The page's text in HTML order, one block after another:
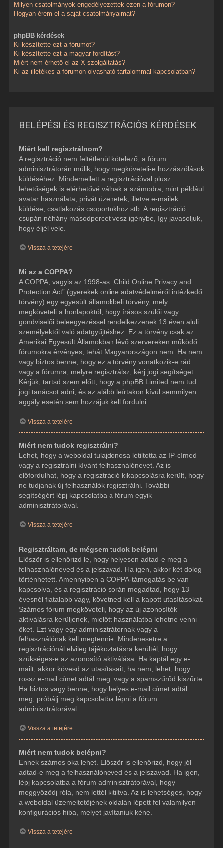
Milyen csatolmányok engedélyezettek ezen a fórumon?
Hogyan érem el a saját csatolmányaimat?
phpBB kérdések
Ki készítette ezt a fórumot?
Ki készítette ezt a magyar fordítást?
Miért nem érhető el az X szolgáltatás?
Ki az illetékes a fórumon olvasható tartalommal kapcsolatban?
BELÉPÉSI ÉS REGISZTRÁCIÓS KÉRDÉSEK
Miért kell regisztrálnom?
A regisztráció nem feltétlenül kötelező, a fórum
adminisztrátorán múlik, hogy megköveteli-e hozzászólások
küldéséhez. Mindemellett a regisztrációval plusz
lehetőségek is elérhetővé válnak a számodra, mint például
avatar használata, privát üzenetek, illetve e-mailek
küldése, csatlakozás csoportokhoz stb. A regisztráció
csupán néhány másodpercet vesz igénybe, így javasoljuk,
hogy éljél vele.
Vissza a tetejére
Mi az a COPPA?
A COPPA, vagyis az 1998-as „Child Online Privacy and
Protection Act” (gyerekek online adatvédelméről intézkedő
törvény) egy egyesült államokbeli törvény, mely
megköveteli a honlapoktól, hogy írásos szülői vagy
gondviselői beleegyezéssel rendelkezzenek 13 éven aluli
személyektől való adatgyűjtéshez. Ez a törvény csak az
Amerikai Egyesült Államokban lévő szervereken működő
fórumokra érvényes, tehát Magyarországon nem. Ha nem
vagy biztos benne, hogy ez a törvény vonatkozik-e rád
vagy a fórumra, melyre regisztrálsz, kérj jogi segítséget.
Kérjük, tartsd szem előtt, hogy a phpBB Limited nem tud
jogi tanácsot adni, és az alább leírtakon kívül semmilyen
aggály esetén sem hozzájuk kell fordulni.
Vissza a tetejére
Miért nem tudok regisztrálni?
Lehet, hogy a weboldal tulajdonosa letiltotta az IP-címed
vagy a regisztrálni kívánt felhasználónevet. Az is
előfordulhat, hogy a regisztráció kikapcsolásra került, hogy
ne tudjanak új felhasználók regisztrálni. További
segítségért lépj kapcsolatba a fórum egyik
adminisztrátorával.
Vissza a tetejére
Regisztráltam, de mégsem tudok belépni
Először is ellenőrizd le, hogy helyesen adtad-e meg a
felhasználóneved és a jelszavad. Ha igen, akkor két dolog
történhetett. Amennyiben a COPPA-támogatás be van
kapcsolva, és a regisztráció során megadtad, hogy 13
évesnél fiatalabb vagy, követned kell a kapott utasításokat.
Számos fórum megköveteli, hogy az új azonosítók
aktiválásra kerüljenek, mielőtt használatba lehetne venni
őket. Ezt vagy egy adminisztrátornak vagy a
felhasználónak kell megtennie. Mindenesetre a
regisztrációnál elvileg tájékoztatásra kerültél, hogy
szükséges-e az azonosító aktiválása. Ha kaptál egy e-
mailt, akkor kövesd az utasításait, ha nem, lehet, hogy
rossz e-mail címet adtál meg, vagy a spamszűrőd kiszűrte.
Ha biztos vagy benne, hogy helyes e-mail címet adtál
meg, próbálj meg kapcsolatba lépni a fórum
adminisztrátorával.
Vissza a tetejére
Miért nem tudok belépni?
Ennek számos oka lehet. Először is ellenőrizd, hogy jól
adtad-e meg a felhasználóneved és a jelszavad. Ha igen,
lépj kapcsolatba a fórum adminisztrátorával, hogy
meggyőződj róla, nem lettél kitiltva. Az is lehetséges, hogy
a weboldal üzemeltetőjének oldalán lépett fel valamilyen
konfigurációs hiba, melyet javítaniuk kéne.
Vissza a tetejére